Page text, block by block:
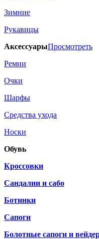
Зимние
Рукавицы
АксессуарыПросмотреть
Ремни
Очки
Шарфы
Средства ухода
Носки
Обувь
Кроссовки
Сандалии и сабо
Ботинки
Сапоги
Болотные сапоги и